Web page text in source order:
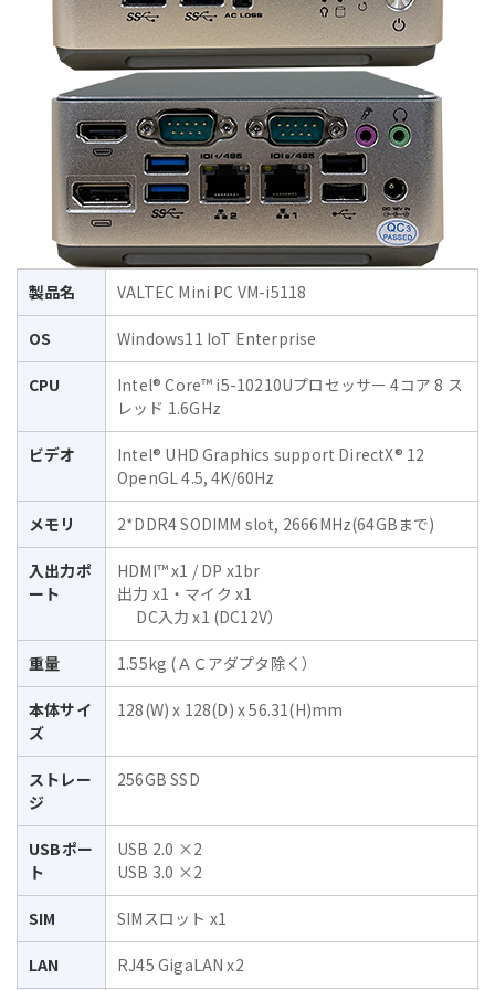
製品名 VALTEC Mini PC VM-i5118
OS Windows11 IoT Enterprise
CPU
Intel® Core™ i5-10210Uプロセッサー 4コア 8 ス
レッド 1.6GHz
ビデオ
Intel® UHD Graphics support DirectX® 12
OpenGL 4.5, 4K/60Hz
メモリ 2*DDR4 SODIMM slot, 2666MHz(64GBまで)
入出力ポ
ート
HDMI™ x1 / DP x1br
出力 x1・マイク x1
DC入力 x1 (DC12V）
重量 1.55kg (ＡＣアダプタ除く）
本体サイ
ズ
128(W) x 128(D) x 56.31(H)mm
ストレー
ジ
256GB SSD
USBポー
ト
USB 2.0 ×2
USB 3.0 ×2
SIM SIMスロット x1
LAN RJ45 GigaLAN x2